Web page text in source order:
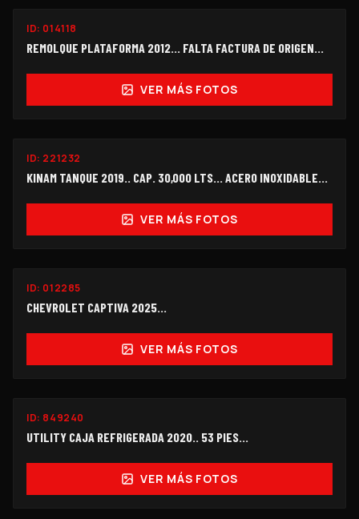
ID: 014118
REMOLQUE PLATAFORMA 2012... FALTA FACTURA DE ORIGEN...
VER MÁS FOTOS
ID: 221232
KINAM TANQUE 2019.. CAP. 30,000 LTS... ACERO INOXIDABLE...
VER MÁS FOTOS
ID: 012285
CHEVROLET CAPTIVA 2025...
VER MÁS FOTOS
ID: 849240
UTILITY CAJA REFRIGERADA 2020.. 53 PIES...
VER MÁS FOTOS